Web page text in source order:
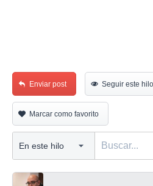
Enviar post Seguir este hilo
Marcar como favorito